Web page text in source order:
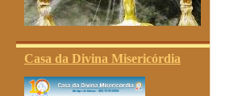
Casa da Divina Misericórdia